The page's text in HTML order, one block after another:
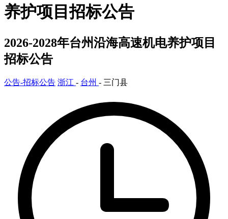
养护项目招标公告
2026-2028年台州沿海高速机电养护项目
招标公告
公告-招标公告 浙江 - 台州 - 三门县